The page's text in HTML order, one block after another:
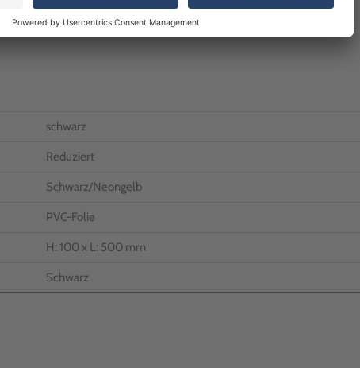
schwarz
Reduziert
Schwarz/Neongelb
PVC-Folie
H: 100 x L: 500 mm
Schwarz